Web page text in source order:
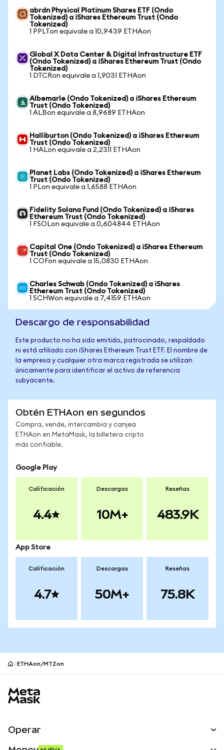
abrdn Physical Platinum Shares ETF (Ondo
Tokenized) a iShares Ethereum Trust (Ondo
Tokenized)
1 PPLTon equivale a 10,9439 ETHAon
Global X Data Center & Digital Infrastructure ETF
(Ondo Tokenized) a iShares Ethereum Trust (Ondo
Tokenized)
1 DTCRon equivale a 1,9031 ETHAon
Albemarle (Ondo Tokenized) a iShares Ethereum
Trust (Ondo Tokenized)
1 ALBon equivale a 8,9689 ETHAon
Halliburton (Ondo Tokenized) a iShares Ethereum
Trust (Ondo Tokenized)
1 HALon equivale a 2,2311 ETHAon
Planet Labs (Ondo Tokenized) a iShares Ethereum
Trust (Ondo Tokenized)
1 PLon equivale a 1,6588 ETHAon
Fidelity Solana Fund (Ondo Tokenized) a iShares
Ethereum Trust (Ondo Tokenized)
1 FSOLon equivale a 0,604844 ETHAon
Capital One (Ondo Tokenized) a iShares Ethereum
Trust (Ondo Tokenized)
1 COFon equivale a 15,0830 ETHAon
Charles Schwab (Ondo Tokenized) a iShares
Ethereum Trust (Ondo Tokenized)
1 SCHWon equivale a 7,4159 ETHAon
Descargo de responsabilidad
Este producto no ha sido emitido, patrocinado, respaldado
ni está afiliado con iShares Ethereum Trust ETF. El nombre de
la empresa y cualquier otra marca registrada se utilizan
únicamente para identificar el activo de referencia
subyacente.
Obtén ETHAon en segundos
Compra, vende, intercambia y canjea
ETHAon en MetaMask, la billetera cripto
más confiable.
Google Play
Calificación
4.4
Descargas
10M+
Reseñas
483.9K
App Store
Calificación
4.7
Descargas
50M+
Reseñas
75.8K
ETHAon/MTZon
Operar